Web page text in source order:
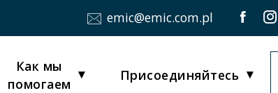
emic@emic.com.pl
Как мы
помогаем
Присоединяйтесь